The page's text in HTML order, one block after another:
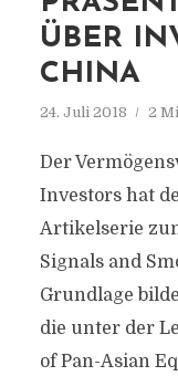
ÜBER
CHINA
24. Juli 2018 2
Der
Investors hat
Artikelserie
Signals and
Grundlage
die unter der
of Pan-Asian